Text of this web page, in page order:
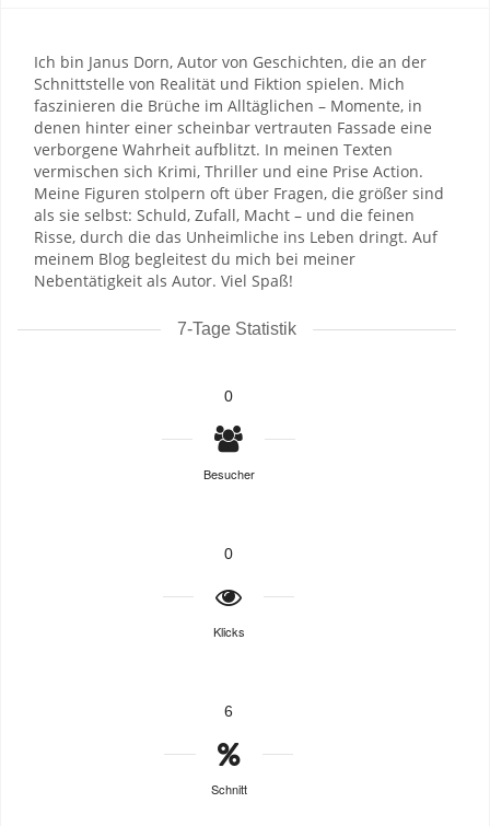
Ich bin Janus Dorn, Autor von Geschichten, die an der
Schnittstelle von Realität und Fiktion spielen. Mich
faszinieren die Brüche im Alltäglichen – Momente, in
denen hinter einer scheinbar vertrauten Fassade eine
verborgene Wahrheit aufblitzt. In meinen Texten
vermischen sich Krimi, Thriller und eine Prise Action.
Meine Figuren stolpern oft über Fragen, die größer sind
als sie selbst: Schuld, Zufall, Macht – und die feinen
Risse, durch die das Unheimliche ins Leben dringt. Auf
meinem Blog begleitest du mich bei meiner
Nebentätigkeit als Autor. Viel Spaß!
7-Tage Statistik
0
Besucher
0
Klicks
6
Schnitt